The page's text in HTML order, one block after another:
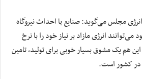
مجلس می‌گوید: صنایع با احداث نیروگاه
انرژی مازاد بر نیاز خود را با نرخ
این هم یک مشوق بسیار خوبی برای تولید، تامین
در کشور است.